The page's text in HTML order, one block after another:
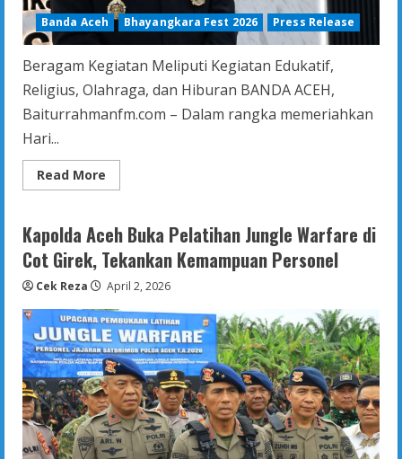
Banda Aceh Bhayangkara Fest 2026 Press Release
Beragam Kegiatan Meliputi Kegiatan Edukatif,
Religius, Olahraga, dan Hiburan BANDA ACEH,
Baiturrahmanfm.com – Dalam rangka memeriahkan
Hari...
Read More
more
Fest
2026
Hadirkan
Beragam
Untuk
Kapolda Aceh Buka Pelatihan Jungle Warfare di
Cot Girek, Tekankan Kemampuan Personel
Cek Reza April 2, 2026